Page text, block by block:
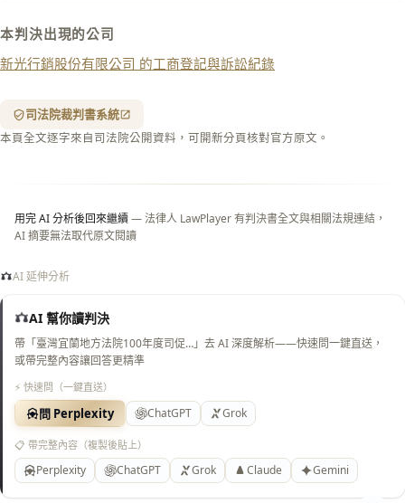
本判決出現的公司
新光行銷股份有限公司 的工商登記與訴訟紀錄
司法院裁判書系統
本頁全文逐字來自司法院公開資料，可開新分頁核對官方原文。
用完 AI 分析後回來繼續— 法律人 LawPlayer 有判決書全文與相關法規連結，
AI 摘要無法取代原文閱讀
AI 延伸分析
AI 幫你讀判決
帶「臺灣宜蘭地方法院100年度司促…」去 AI 深度解析——快速問一鍵直送，
或帶完整內容讓回答更精準
⚡ 快速問（一鍵直送）
問 Perplexity ChatGPT Grok
📋 帶完整內容（複製後貼上）
Perplexity ChatGPT Grok Claude Gemini